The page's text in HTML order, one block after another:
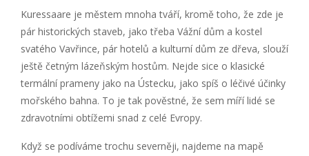
Kuressaare je městem mnoha tváří, kromě toho, že zde je
pár historických staveb, jako třeba Vážní dům a kostel
svatého Vavřince, pár hotelů a kulturní dům ze dřeva, slouží
ještě četným lázeňským hostům. Nejde sice o klasické
termální prameny jako na Ústecku, jako spíš o léčivé účinky
mořského bahna. To je tak pověstné, že sem míří lidé se
zdravotními obtížemi snad z celé Evropy.
Když se podíváme trochu severněji, najdeme na mapě